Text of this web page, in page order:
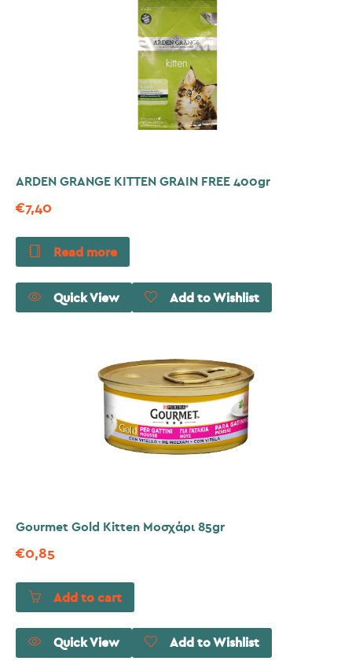
ARDEN GRANGE KITTEN GRAIN FREE 400gr
€7,40
Read more
Quick View Add to Wishlist
Gourmet Gold Kitten Μοσχάρι 85gr
€0,85
Add to cart
Quick View Add to Wishlist